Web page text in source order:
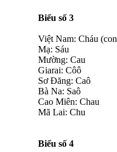
Biểu số 3
Việt Nam: Cháu
Mạ: Sáu
Mường: Cau
Giarai: Côô
Sơ Đăng: Caô
Bà Na: Saô
Cao Miên: Chau
Mã Lai: Chu
Biểu số 4